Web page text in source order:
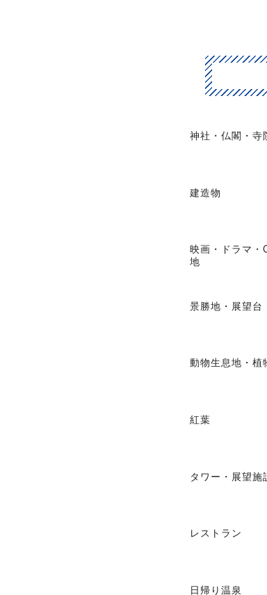
神社・仏閣・寺
建造物
映画・ドラマ・
地
景勝地・展望台
動物生息地・植
紅葉
タワー・展望施
レストラン
日帰り温泉